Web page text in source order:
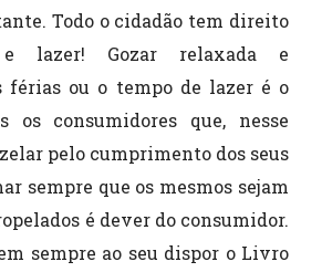
Todo o cidadão tem direito
e lazer! Gozar relaxada e
férias ou o tempo de lazer é o
os consumidores que, nesse
pelo cumprimento dos seus
sempre que os mesmos sejam
é dever do consumidor.
sempre ao seu dispor o Livro